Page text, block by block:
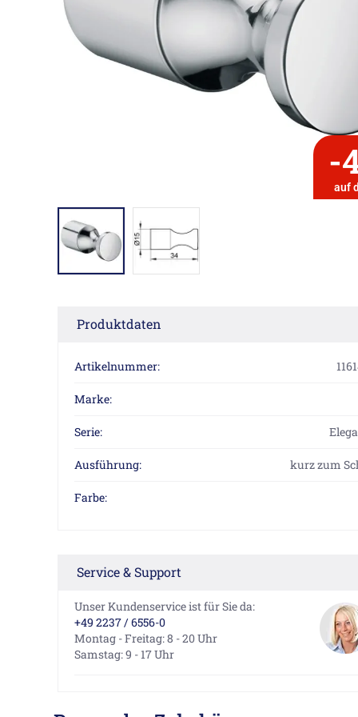
-
auf
Produktdaten
Artikelnummer:
Marke:
Serie:
Ausführung: kurz zum
Farbe:
Service & Support
Unser Kundenservice ist für Sie da:
+49 2237 / 6556-0
Montag - Freitag: 8 - 20 Uhr
Samstag: 9 - 17 Uhr